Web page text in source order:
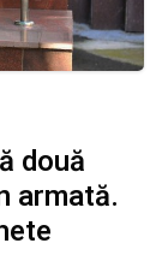
două
armată.